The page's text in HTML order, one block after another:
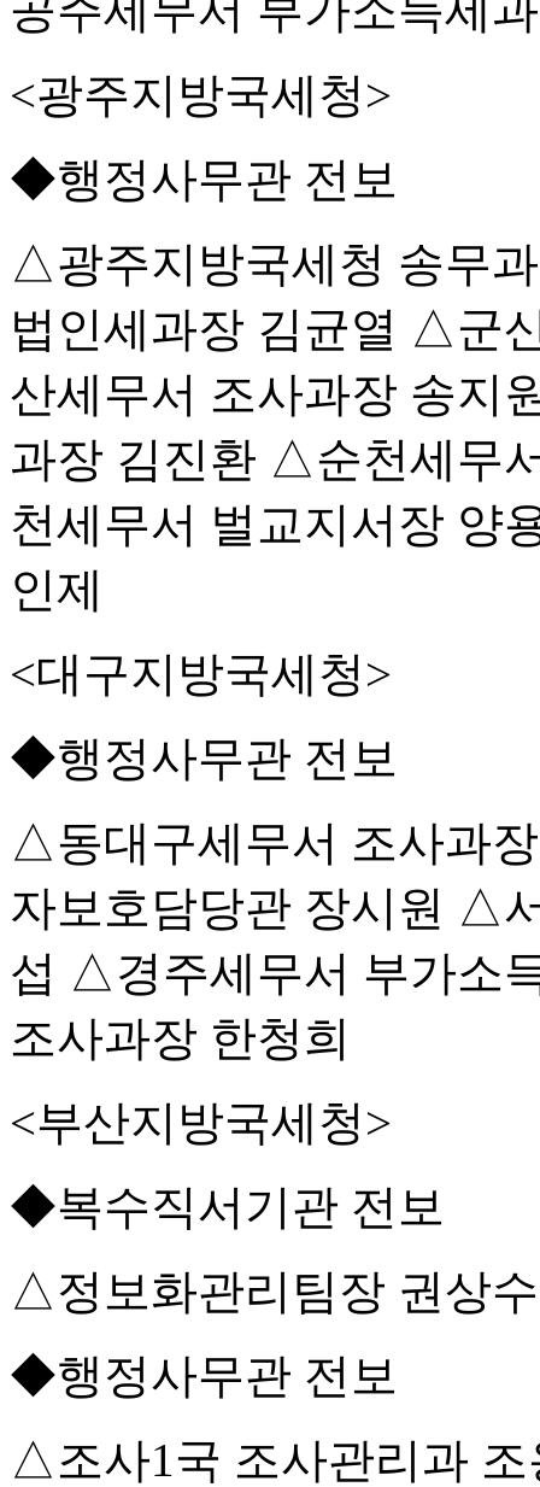
<광주지방국세청>
◆행정사무관 전보
△광주지방국세청 송무
법인세과장 김균열 △군
산세무서 조사과장 송지
과장 김진환 △순천세무
천세무서 벌교지서장 양
인제
<대구지방국세청>
◆행정사무관 전보
△동대구세무서 조사과
자보호담당관 장시원 △
섭 △경주세무서 부가소
조사과장 한청희
<부산지방국세청>
◆복수직서기관 전보
△정보화관리팀장 권상수
◆행정사무관 전보
△조사1국 조사관리과